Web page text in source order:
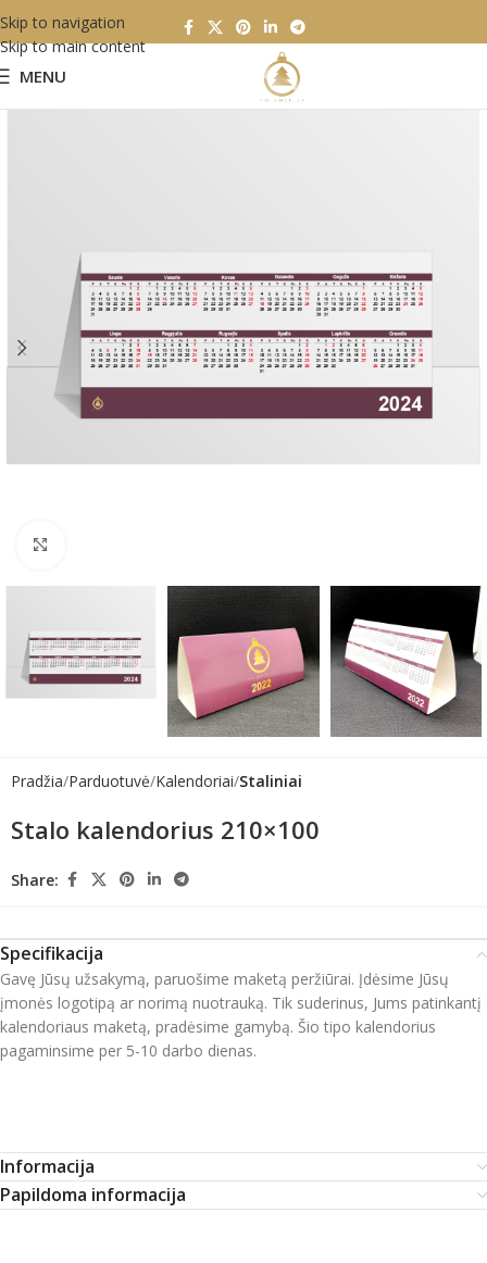
Skip to navigation
Skip to main content
MENU
Pradžia Parduotuvė Kalendoriai Staliniai
Stalo kalendorius 210×100
Share:
Specifikacija
Gavę Jūsų užsakymą, paruošime maketą peržiūrai. Įdėsime Jūsų
įmonės logotipą ar norimą nuotrauką. Tik suderinus, Jums patinkantį
kalendoriaus maketą, pradėsime gamybą. Šio tipo kalendorius
pagaminsime per 5-10 darbo dienas.
Informacija
Papildoma informacija